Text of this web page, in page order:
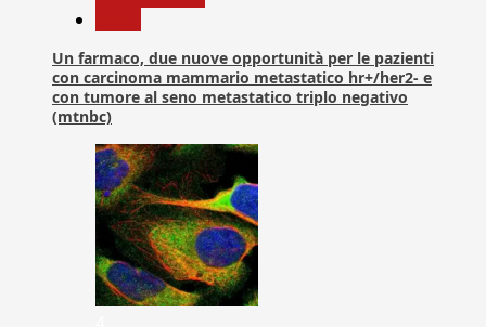
Un farmaco, due nuove opportunità per le pazienti
con carcinoma mammario metastatico hr+/her2- e
con tumore al seno metastatico triplo negativo
(mtnbc)